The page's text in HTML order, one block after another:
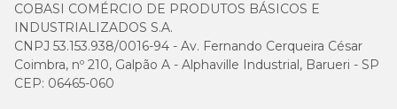
COBASI COMÉRCIO DE PRODUTOS BÁSICOS E
INDUSTRIALIZADOS S.A.
CNPJ 53.153.938/0016-94 - Av. Fernando Cerqueira César
Coimbra, nº 210, Galpão A - Alphaville Industrial, Barueri - SP
CEP: 06465-060